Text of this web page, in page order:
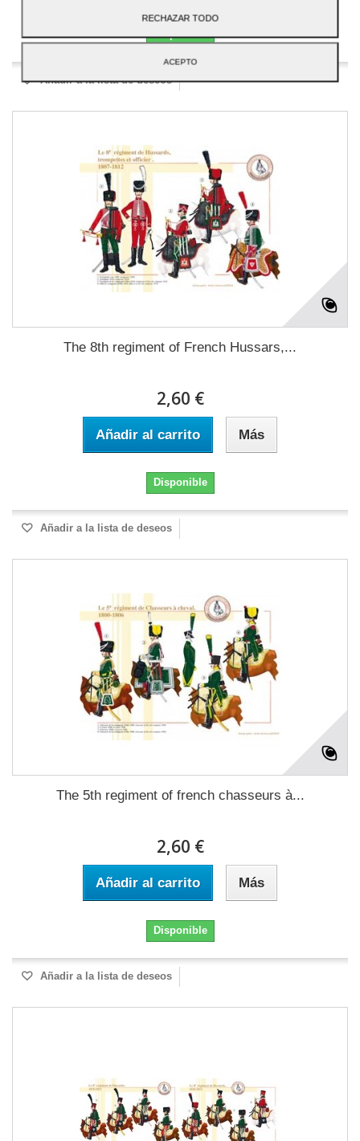
Disponible
Añadir a la lista de deseos
The 8th regiment of French Hussars,...
2,60 €
Añadir al carrito Más
Disponible
Añadir a la lista de deseos
The 5th regiment of french chasseurs à...
2,60 €
Añadir al carrito Más
Disponible
Añadir a la lista de deseos
RECHAZAR TODO
ACEPTO